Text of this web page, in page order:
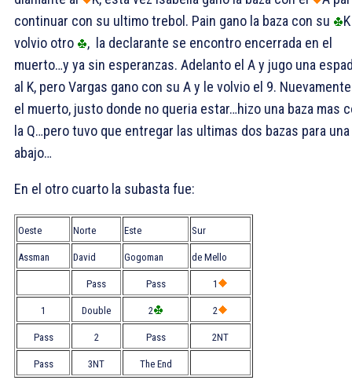
continuar con su ultimo trebol. Pain gano la baza con su
volvio otro
, la declarante se encontro encerrada en el
muerto…y ya sin esperanzas. Adelanto el A y jugo una
al K, pero Vargas gano con su A y le volvio el 9.
el muerto, justo donde no queria estar…hizo una baza mas
la Q…pero tuvo que entregar las ultimas dos bazas para una
abajo…
En el otro cuarto la subasta fue:
Oeste Norte Este Sur
Assman David Gogoman de Mello
Pass Pass 1
1 Double 2 2
Pass 2 Pass 2NT
Pass 3NT The End